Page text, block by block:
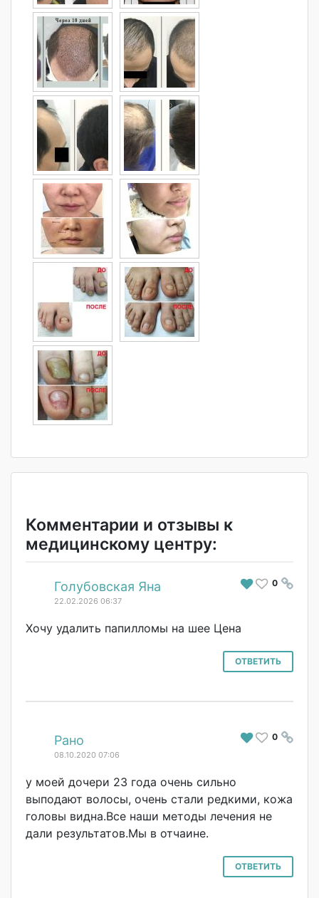
Комментарии и отзывы к
медицинскому центру:
# 0
Голубовская Яна
22.02.2026 06:37
Хочу удалить папилломы на шее Цена
ОТВЕТИТЬ
# 0
Рано
08.10.2020 07:06
у моей дочери 23 года очень сильно
выподают волосы, очень стали редкими, кожа
головы видна.Все наши методы лечения не
дали результатов.Мы в отчаине.
ОТВЕТИТЬ